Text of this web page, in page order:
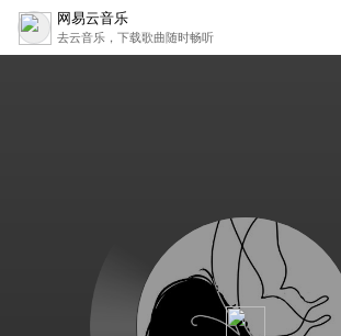
网易云音乐
去云音乐，下载歌曲随时畅听